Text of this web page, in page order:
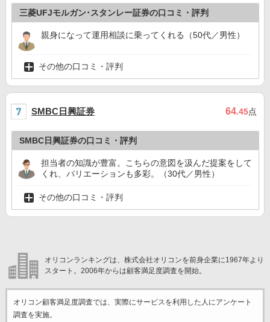
三菱UFJモルガン･スタンレー証券の口コミ・評判
親身になって運用相談に乗ってくれる（50代／男性）
その他の口コミ・評判
SMBC日興証券 64.45点
SMBC日興証券の口コミ・評判
担当者の知識が豊富。こちらの意図を汲んだ提案をして
くれ、バリエーションも多彩。（30代／男性）
その他の口コミ・評判
オリコンランキングは、株式会社オリコンを前身企業に1967年より
スタート。2006年からは顧客満足度調査を開始。
オリコン顧客満足度調査では、実際にサービスを利用した 人にアンケート
調査を実施。